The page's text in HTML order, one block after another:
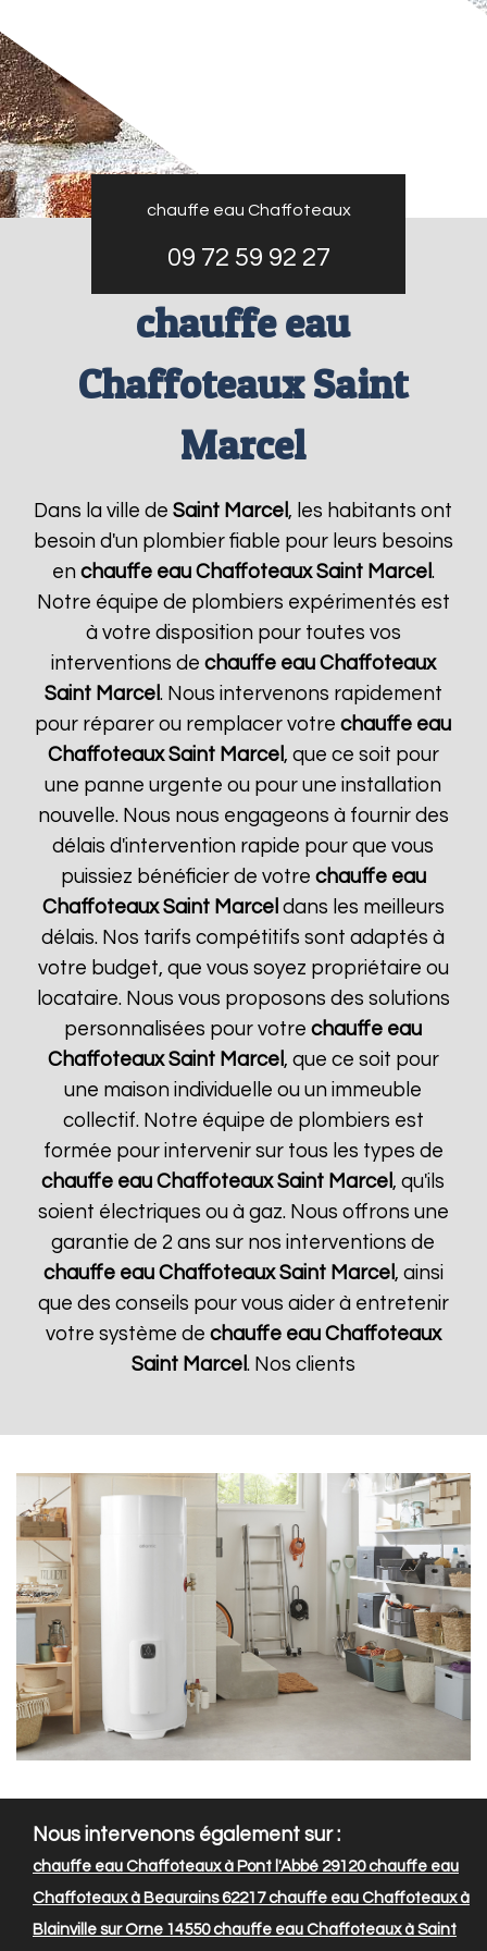
chauffe eau Chaffoteaux
09 72 59 92 27
chauffe eau
Chaffoteaux Saint
Marcel
Dans la ville deSaint Marcel, les habitants ont
besoin d'un plombier fiable pour leurs besoins
en chauffe eau Chaffoteaux Saint Marcel .
Notre équipe de plombiers expérimentés est
à votre disposition pour toutes vos
interventions de chauffe eau Chaffoteaux
Saint Marcel . Nous intervenons rapidement
pour réparer ou remplacer votrechauffe eau
Chaffoteaux Saint Marcel , que ce soit pour
une panne urgente ou pour une installation
nouvelle. Nous nous engageons à fournir des
délais d'intervention rapide pour que vous
puissiez bénéficier de votre chauffe eau
Chaffoteaux Saint Marcel dans les meilleurs
délais. Nos tarifs compétitifs sont adaptés à
votre budget, que vous soyez propriétaire ou
locataire. Nous vous proposons des solutions
personnalisées pour votrechauffe eau
Chaffoteaux Saint Marcel , que ce soit pour
une maison individuelle ou un immeuble
collectif. Notre équipe de plombiers est
formée pour intervenir sur tous les types de
chauffe eau Chaffoteaux Saint Marcel, qu'ils
soient électriques ou à gaz. Nous offrons une
garantie de 2 ans sur nos interventions de
chauffe eau Chaffoteaux Saint Marcel , ainsi
que des conseils pour vous aider à entretenir
votre système de chauffe eau Chaffoteaux
Saint Marcel . Nos clients
Nous intervenons également sur :
chauffe eau Chaffoteaux à Pont l'Abbé 29120chauffe eau
Chaffoteaux à Beaurains 62217chauffe eau Chaffoteaux à
Blainville sur Orne 14550chauffe eau Chaffoteaux à Saint